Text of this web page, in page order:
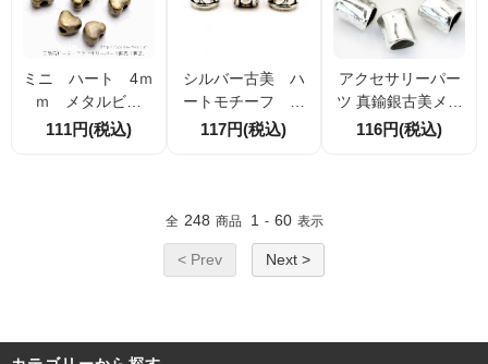
ミニ ハート 4ｍ
ｍ メタルビー
ズ アンティーク
111円(税込)
シルバー古美 ハ
ートモチーフ 大
穴 メタルビーズ1
117円(税込)
アクセサリーパー
ツ 真鍮銀古美メタ
ルビーズ 大穴筒型
116円(税込)
全 248 商品 1 - 60 表示
< Prev Next >